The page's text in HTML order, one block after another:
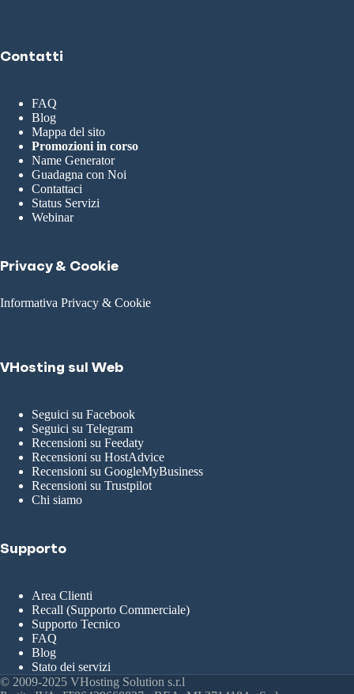
Contatti
FAQ
Blog
Mappa del sito
Promozioni in corso
Name Generator
Guadagna con Noi
Contattaci
Status Servizi
Webinar
Privacy & Cookie
Informativa Privacy & Cookie
VHosting sul Web
Seguici su Facebook
Seguici su Telegram
Recensioni su Feedaty
Recensioni su HostAdvice
Recensioni su GoogleMyBusiness
Recensioni su Trustpilot
Chi siamo
Supporto
Area Clienti
Recall (Supporto Commerciale)
Supporto Tecnico
FAQ
Blog
Stato dei servizi
© 2009-2025 VHosting Solution s.r.l